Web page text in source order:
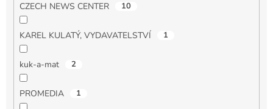
CZECH NEWS CENTER 10
KAREL KULATÝ, VYDAVATELSTVÍ 1
kuk-a-mat 2
PROMEDIA 1